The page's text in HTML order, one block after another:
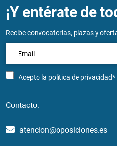
¡Y entérate de
Recibe convocatorias, plazas y
Acepto la política de privacidad*
Contacto:
atencion@oposiciones.es